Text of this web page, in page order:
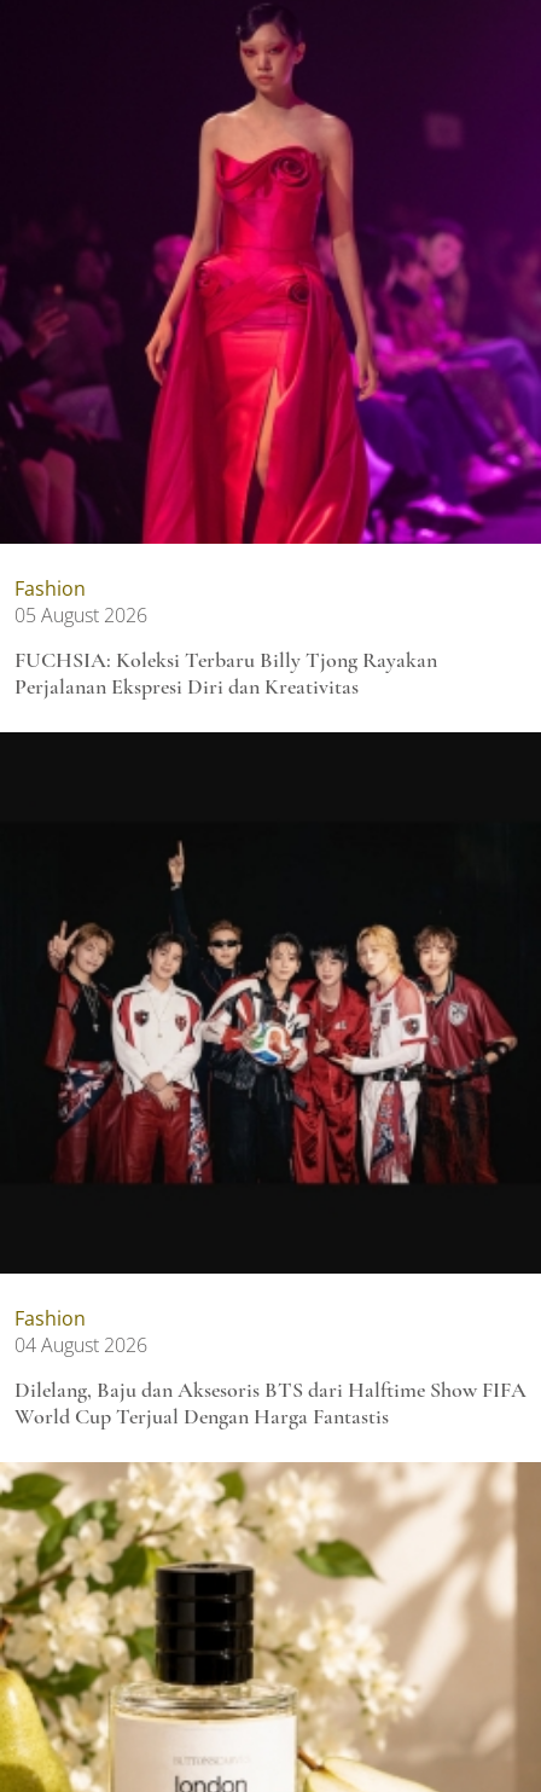
Fashion
05 August 2026
FUCHSIA: Koleksi Terbaru Billy Tjong Rayakan
Perjalanan Ekspresi Diri dan Kreativitas
Fashion
04 August 2026
Dilelang, Baju dan Aksesoris BTS dari Halftime Show FIFA
World Cup Terjual Dengan Harga Fantastis